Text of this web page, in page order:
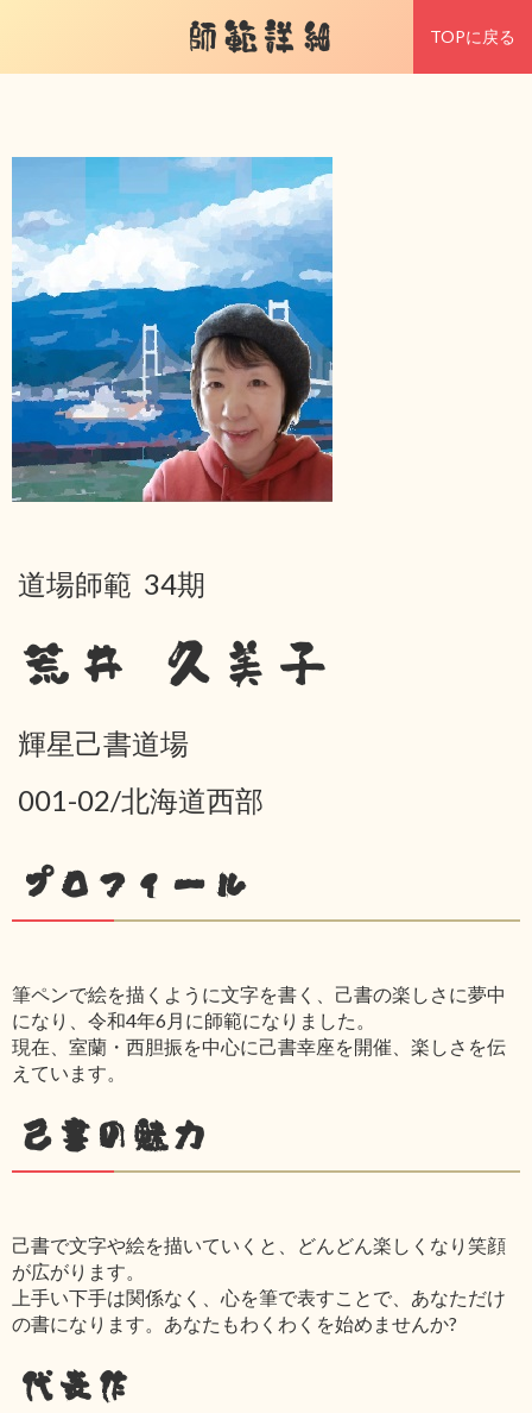
師範詳細 TOPに戻る
道場師範 34期
荒井 久美子
輝星己書道場
001-02/北海道西部
プロフィール
筆ペンで絵を描くように文字を書く、己書の楽しさに夢中
になり、令和4年6月に師範になりました。
現在、室蘭・西胆振を中心に己書幸座を開催、楽しさを伝
えています。
己書の魅力
己書で文字や絵を描いていくと、どんどん楽しくなり笑顔
が広がります。
上手い下手は関係なく、心を筆で表すことで、あなただけ
の書になります。あなたもわくわくを始めませんか?
代表作